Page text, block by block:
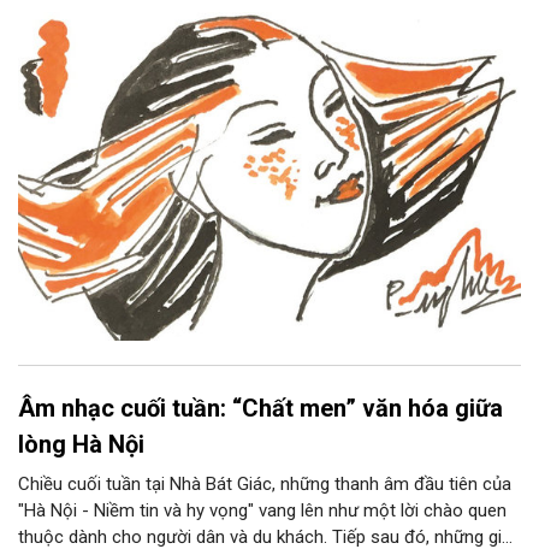
Âm nhạc cuối tuần: “Chất men” văn hóa giữa
lòng Hà Nội
Chiều cuối tuần tại Nhà Bát Giác, những thanh âm đầu tiên của
"Hà Nội - Niềm tin và hy vọng" vang lên như một lời chào quen
thuộc dành cho người dân và du khách. Tiếp sau đó, những giai